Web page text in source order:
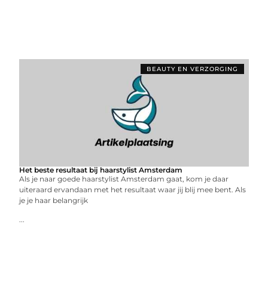
BEAUTY EN VERZORGING
Het beste resultaat bij haarstylist Amsterdam
Als je naar goede haarstylist Amsterdam gaat, kom je daar
uiteraard ervandaan met het resultaat waar jij blij mee bent. Als
je je haar belangrijk
...